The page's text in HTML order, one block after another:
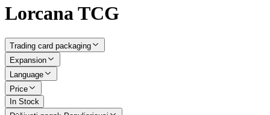
Lorcana TCG
Trading card packaging
Expansion
Language
Price
In Stock